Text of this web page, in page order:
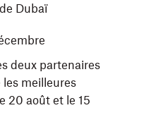
Dubaï
deux partenaires
meilleures
20 août et le 15